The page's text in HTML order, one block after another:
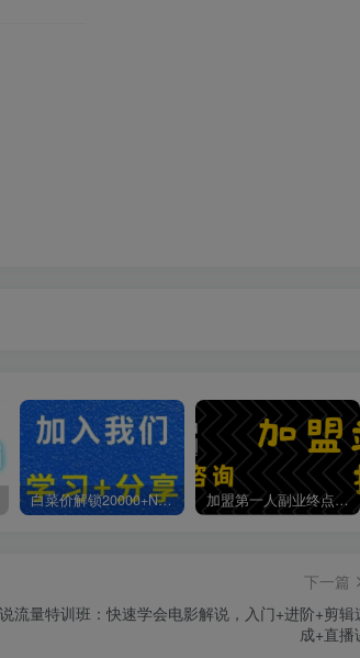
白菜价解锁20000+N个赚钱机会，加入第一人副业终点站会员，全站资源免费学习。 加盟第一人副业终点站，搭建同款项目资源站，实现日入2000+
下一篇
流量特训班：快速学会电影解说，入门+进阶+剪辑
成+直播